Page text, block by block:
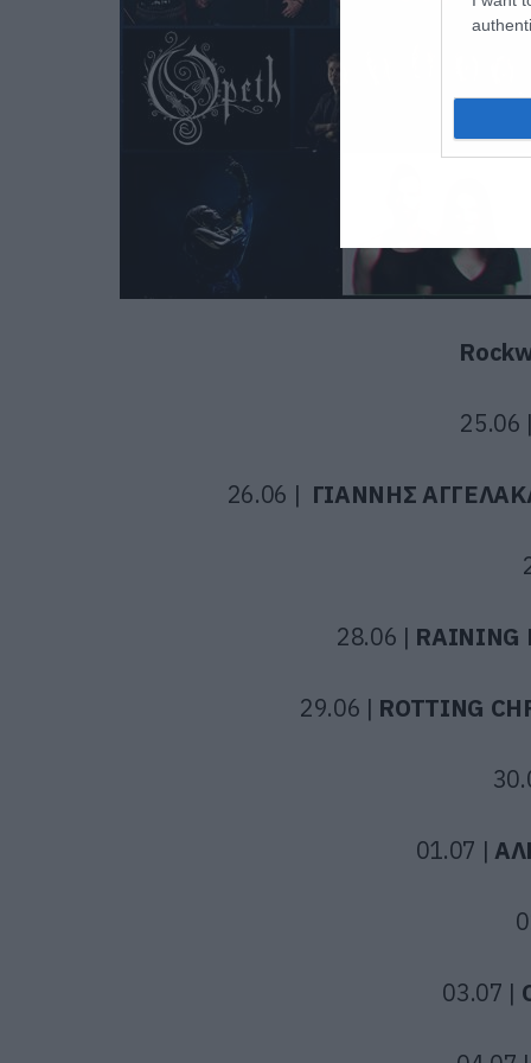
25.06 |
26.06 | ΓΙΑΝΝΗΣ
28.06 | RAINING
29.06 | ROTTING
01.07 |
03.07 |